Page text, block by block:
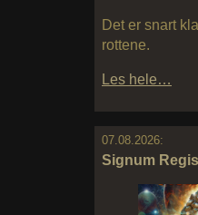
Det er snart
rottene.
Les hele…
07.08.2026:
Signum